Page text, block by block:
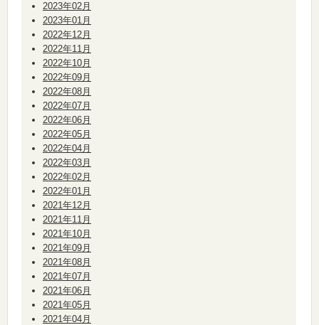
2023年02月
2023年01月
2022年12月
2022年11月
2022年10月
2022年09月
2022年08月
2022年07月
2022年06月
2022年05月
2022年04月
2022年03月
2022年02月
2022年01月
2021年12月
2021年11月
2021年10月
2021年09月
2021年08月
2021年07月
2021年06月
2021年05月
2021年04月